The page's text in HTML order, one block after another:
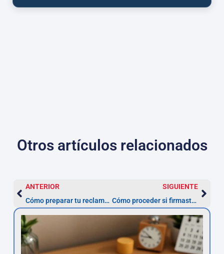
Otros artículos relacionados
ANTERIOR
Cómo preparar tu reclamación de multa ZBE de manera efectiva
SIGUIENTE
Cómo proceder si firmaste un préstamo sin entender la TAE